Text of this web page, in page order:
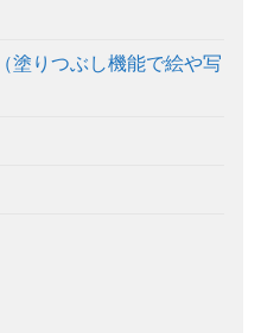
塗りつぶし機能で絵や写